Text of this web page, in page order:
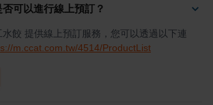
可以進行線上預訂？
餃 提供線上預訂服務，您可以透過以下連
m.ccat.com.tw/4514/ProductList